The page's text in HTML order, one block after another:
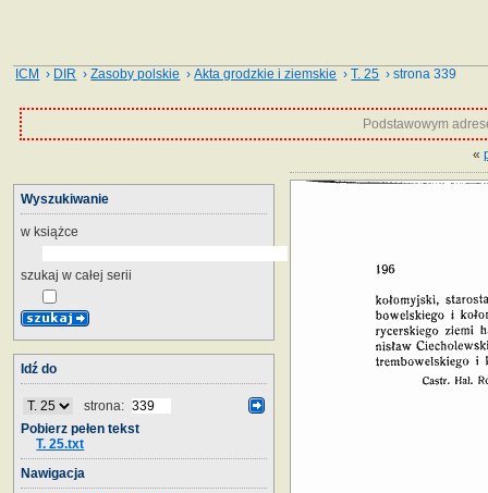
ICM › DIR ›Zasoby polskie ›Akta grodzkie i ziemskie ›T. 25 › strona 339
Podstawowym
«
Wyszukiwanie
w książce
szukaj w całej serii
Idź do
strona:
Pobierz pełen tekst
T. 25.txt
Nawigacja